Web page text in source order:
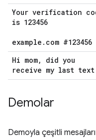
Your verification
is 123456
example . com #123456
Hi mom,
did you
receive my last text
Demolar
Demoyla çeşitli